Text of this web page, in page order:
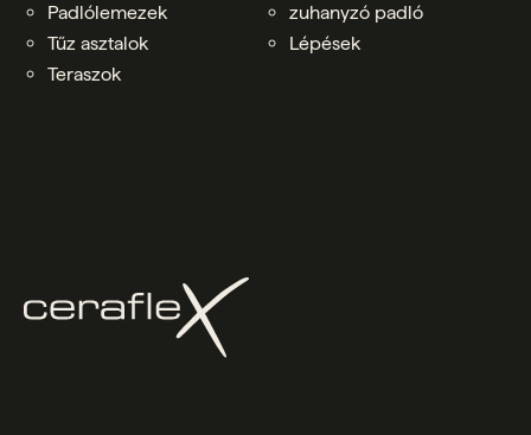
Padlólemezek
zuhanyzó padló
Tűz asztalok
Lépések
Teraszok